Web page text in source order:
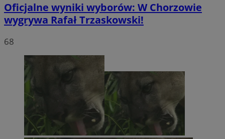
Oficjalne wyniki wyborów: W Chorzowie
wygrywa Rafał Trzaskowski!
68